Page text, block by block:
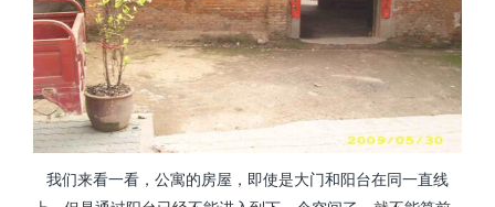
我们来看一看，公寓的房屋，即使是大门和阳台在同一直线